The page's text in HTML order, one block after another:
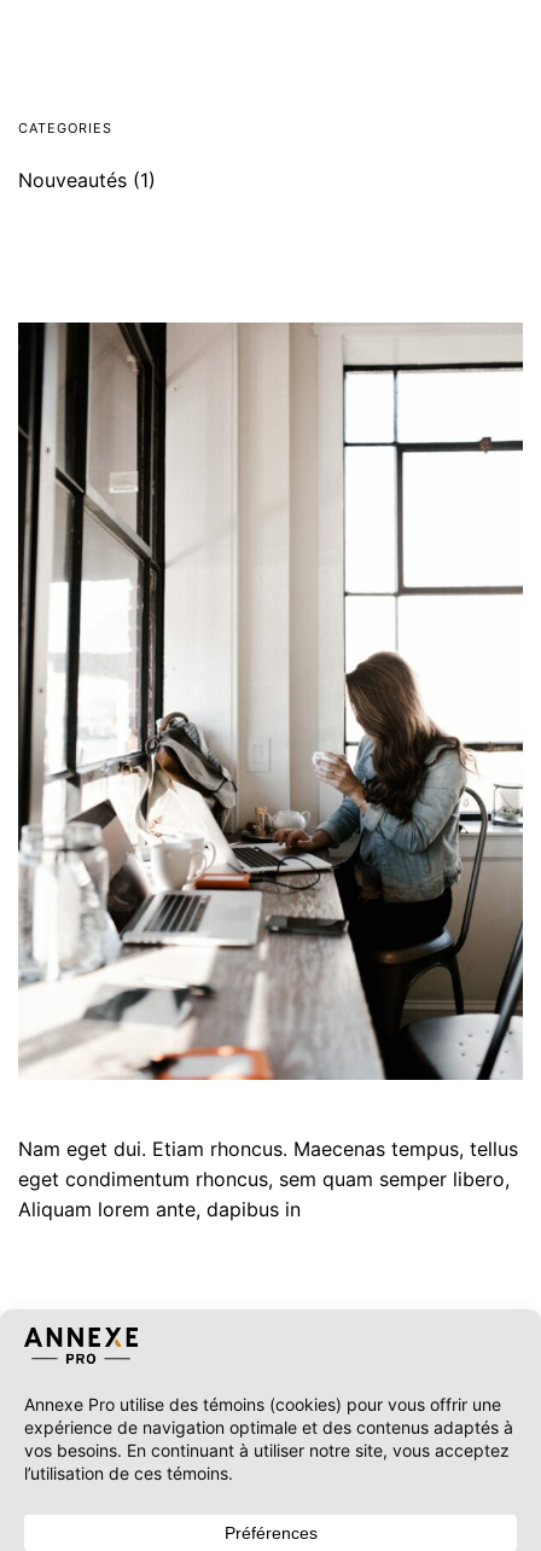
CATEGORIES
Nouveautés (1)
Nam eget dui. Etiam rhoncus. Maecenas tempus, tellus
eget condimentum rhoncus, sem quam semper libero,
Aliquam lorem ante, dapibus in
TAGS
Aménagement extérieur résidentiel
Pergolas à lames orientables Solariums modernes